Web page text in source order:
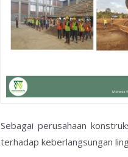
Sebagai perusahaan
terhadap keberlangsungan